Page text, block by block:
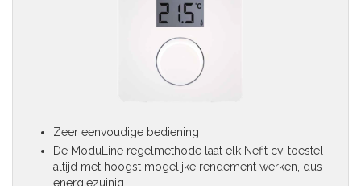
Zeer eenvoudige bediening
De ModuLine regelmethode laat elk Nefit cv-toestel
altijd met hoogst mogelijke rendement werken, dus
energiezuinig